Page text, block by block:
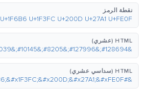
نقطة الرمز
U+1F6B6 U+1F3FC U+200D U+27A1 U+FE0F
HTML (عشري)
&#128694;&#127996;&#8205;&#10145;&#65039;
HTML (سداسي عشري)
&#x1F6B6;&#x1F3FC;&#x200D;&#x27A1;&#xFE0F;